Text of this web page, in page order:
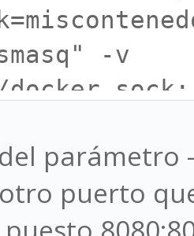
-v
-e parámetro
puerto